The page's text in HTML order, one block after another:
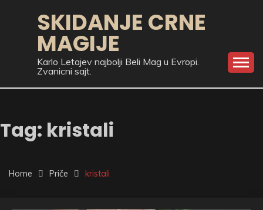
SKIDANJE CRNE
MAGIJE
Karlo Letajev najbolji Beli Mag u Evropi.
Zvanicni sajt.
Tag: kristali
Home Priče kristali